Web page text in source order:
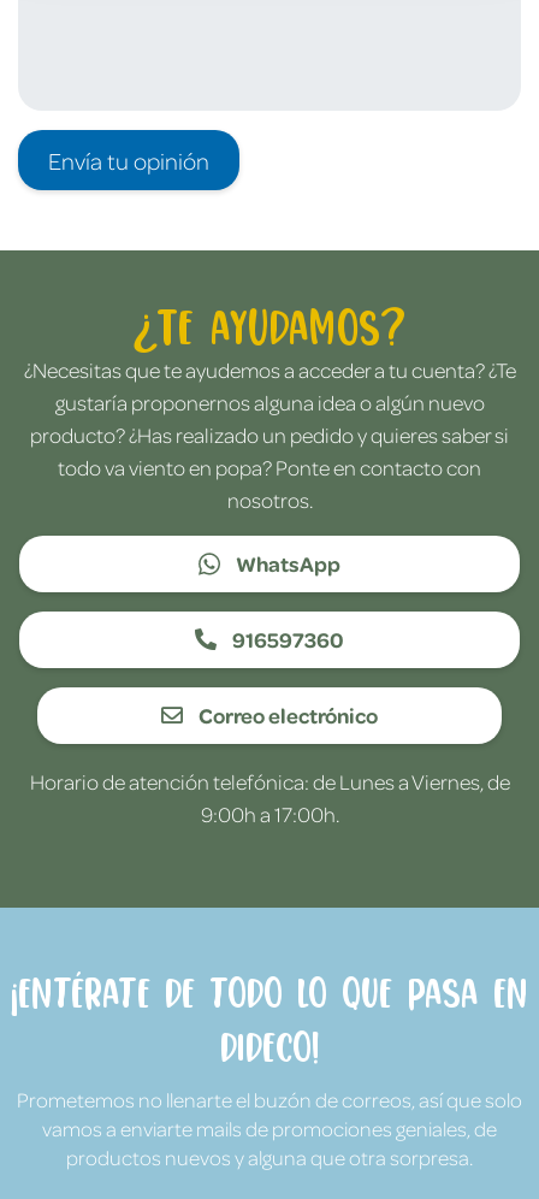
Envía tu opinión
¿Te ayudamos?
¿Necesitas que te ayudemos a acceder a tu cuenta? ¿Te
gustaría proponernos alguna idea o algún nuevo
producto? ¿Has realizado un pedido y quieres saber si
todo va viento en popa? Ponte en contacto con
nosotros.
WhatsApp
916597360
Correo electrónico
Horario de atención telefónica: de Lunes a Viernes, de
9:00h a 17:00h.
¡Entérate de todo lo que pasa en
Dideco!
Prometemos no llenarte el buzón de correos, así que solo
vamos a enviarte mails de promociones geniales, de
productos nuevos y alguna que otra sorpresa.